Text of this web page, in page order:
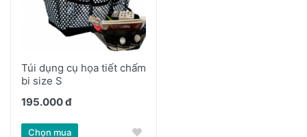
Túi dụng cụ họa tiết chấm
bi size S
195.000 đ
Chọn mua